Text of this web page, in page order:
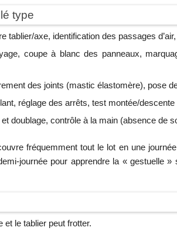
type
tablier/axe, identification des passages
coupe à blanc des panneaux,
des joints (mastic élastomère), pose
réglage des arrêts, test montée/
doublage, contrôle à la main (absence de
fréquemment tout le lot en une
journée pour apprendre la « gestuelle »
et le tablier peut frotter.